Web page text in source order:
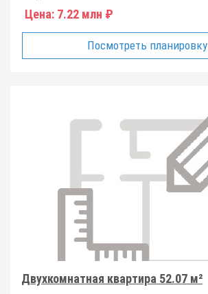
Цена: 7.22 млн ₽
Посмотреть планировку
Двухкомнатная квартира 52.07 м²